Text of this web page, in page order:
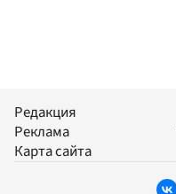
Редакция
Реклама
Карта сайта